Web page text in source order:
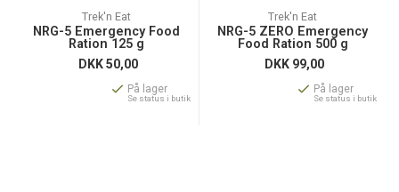
Trek'n Eat
NRG-5 Emergency Food
Ration 125 g
DKK50,00
På lager
Se status i butik
Trek'n Eat
NRG-5 ZERO Emergency
Food Ration 500 g
DKK 99,00
På lager
Se status i butik